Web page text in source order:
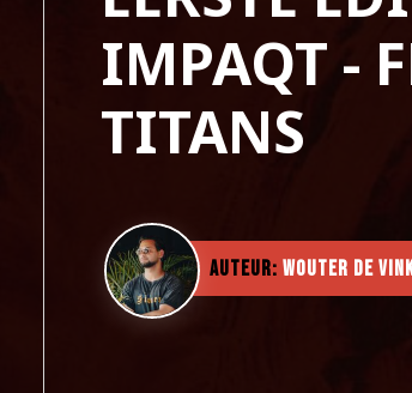
IMPAQT -
TITANS
Auteur: Wouter de